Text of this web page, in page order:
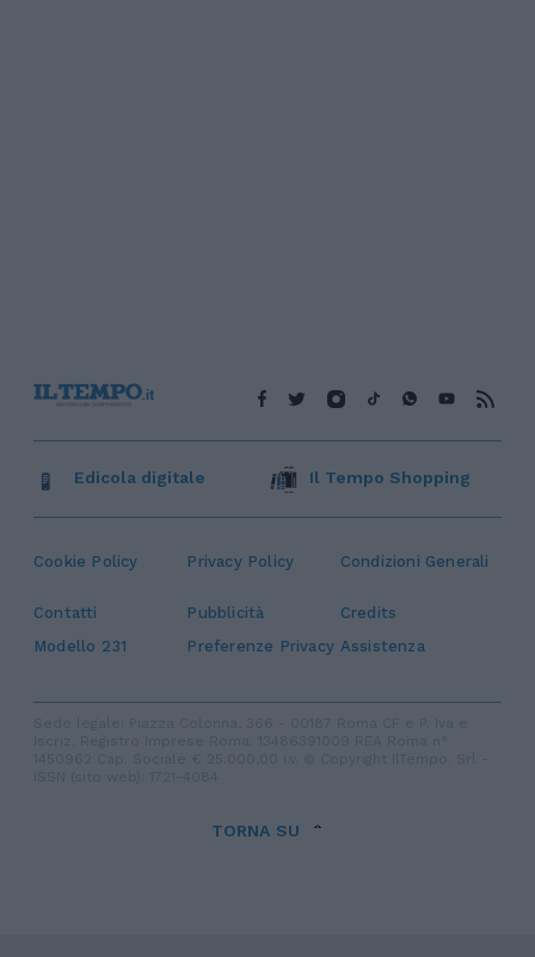
Cookie Policy Privacy Policy Condizioni Generali
Contatti Pubblicità
Credits
Modello 231
Preferenze Privacy Assistenza
Edicola digitale Il Tempo Shopping
TORNA SU